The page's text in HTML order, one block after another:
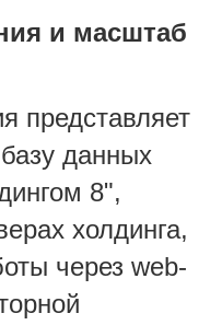
и масштаб
представляет
данных
8",
холдинга,
через web-